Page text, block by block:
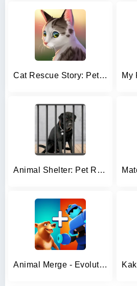
Cat Rescue Story: Pet Shelter
Animal Shelter: Pet Rescue 3D
Animal Merge - Evolution Games